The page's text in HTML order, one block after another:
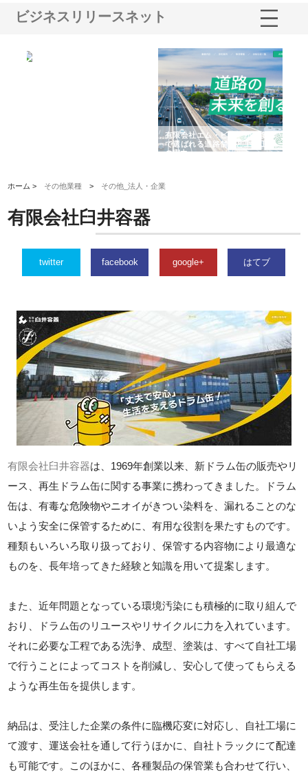
ビジネスリリースネット
有限会社エム・ビルドが南多摩
で選ばれる道路舗装と土木工事
の実力
ホーム > その他業種 > その他_法人・企業
有限会社臼井容器
twitter facebook google+ はてブ
有限会社臼井容器は、1969年創業以来、新ドラム缶の販売やリ
ース、再生ドラム缶に関する事業に携わってきました。ドラム
缶は、有毒な危険物やニオイがきつい染料を、漏れることのな
いよう安全に保管するために、有用な役割を果たすものです。
種類もいろいろ取り扱っており、保管する内容物により最適な
ものを、長年培ってきた経験と知識を用いて提案します。
また、近年問題となっている環境汚染にも積極的に取り組んで
おり、ドラム缶のリユースやリサイクルに力を入れています。
それに必要な工程である洗浄、成型、塗装は、すべて自社工場
で行うことによってコストを削減し、安心して使ってもらえる
ような再生缶を提供します。
納品は、受注した企業の条件に臨機応変に対応し、自社工場に
て渡す、運送会社を通して行うほかに、自社トラックにて配達
も可能です。このほかに、各種製品の保管業も合わせて行い、